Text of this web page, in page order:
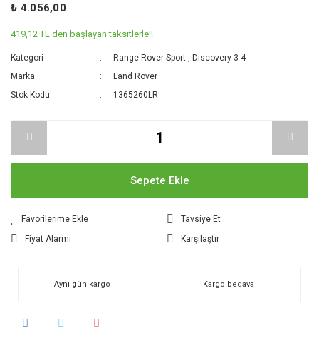
₺ 4.056,00
419,12 TL den başlayan taksitlerle!!
Kategori Range Rover Sport ,Discovery 3 4
Marka
Land Rover
Stok Kodu
1365260LR
Sepete Ekle
Tavsiye Et
Fiyat Alarmı
Karşılaştır
Aynı gün kargo Kargo bedava